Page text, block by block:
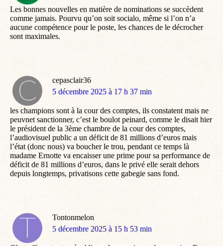
Les bonnes nouvelles en matière de nominations se succèdent
comme jamais. Pourvu qu’on soit socialo, même si l’on n’a
aucune compétence pour le poste, les chances de le décrocher
sont maximales.
cepasclair36
dit
5 décembre 2025 à 17 h 37 min
les champions sont à la cour des comptes, ils constatent mais ne
peuvnet sanctionner, c’est le boulot peinard, comme le disait hier
le président de la 3ème chambre de la cour des comptes,
l’audiovisuel public a un déficit de 81 millions d’euros mais
l’état (donc nous) va boucher le trou, pendant ce temps là
madame Ernotte va encaisser une prime pour sa performance de
déficit de 81 millions d’euros, dans le privé elle serait dehors
depuis longtemps, privatisons cette gabegie sans fond.
Tontonmelon
dit
5 décembre 2025 à 15 h 53 min